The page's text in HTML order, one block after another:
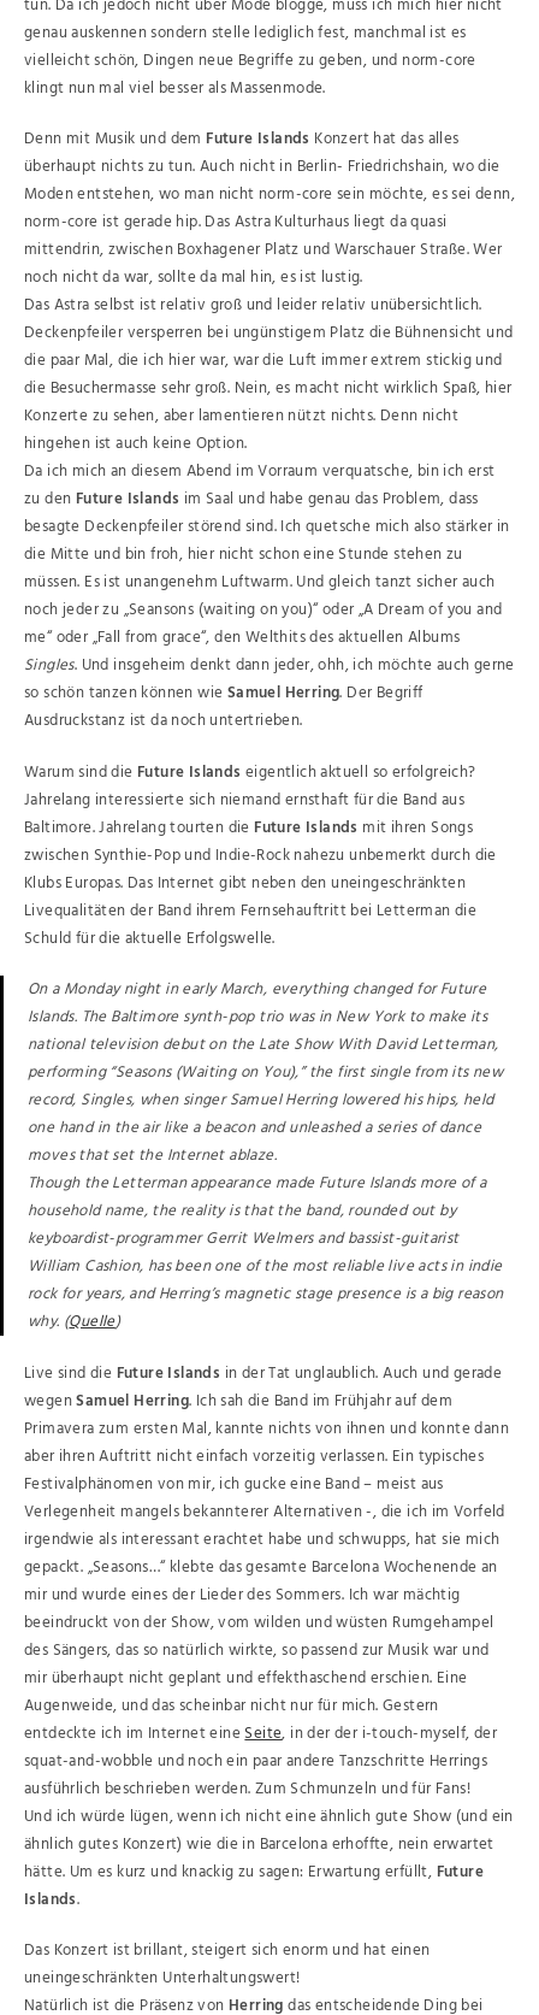
genau auskennen sondern stelle lediglich fest, manchmal ist es
vielleicht schön, Dingen neue Begriffe zu geben, und norm-core
klingt nun mal viel besser als Massenmode.
Denn mit Musik und dem Future Islands Konzert hat das alles
überhaupt nichts zu tun. Auch nicht in Berlin- Friedrichshain, wo die
Moden entstehen, wo man nicht norm-core sein möchte, es sei denn,
norm-core ist gerade hip. Das Astra Kulturhaus liegt da quasi
mittendrin, zwischen Boxhagener Platz und Warschauer Straße. Wer
noch nicht da war, sollte da mal hin, es ist lustig.
Das Astra selbst ist relativ groß und leider relativ unübersichtlich.
Deckenpfeiler versperren bei ungünstigem Platz die Bühnensicht und
die paar Mal, die ich hier war, war die Luft immer extrem stickig und
die Besuchermasse sehr groß. Nein, es macht nicht wirklich Spaß, hier
Konzerte zu sehen, aber lamentieren nützt nichts. Denn nicht
hingehen ist auch keine Option.
Da ich mich an diesem Abend im Vorraum verquatsche, bin ich erst
zu den Future Islands im Saal und habe genau das Problem, dass
besagte Deckenpfeiler störend sind. Ich quetsche mich also stärker in
die Mitte und bin froh, hier nicht schon eine Stunde stehen zu
müssen. Es ist unangenehm Luftwarm. Und gleich tanzt sicher auch
noch jeder zu „Seansons (waiting on you)“ oder „A Dream of you and
me“ oder „Fall from grace“, den Welthits des aktuellen Albums
Singles. Und insgeheim denkt dann jeder, ohh, ich möchte auch gerne
so schön tanzen können wieSamuel Herring. Der Begriff
Ausdruckstanz ist da noch untertrieben.
Warum sind die Future Islands eigentlich aktuell so erfolgreich?
Jahrelang interessierte sich niemand ernsthaft für die Band aus
Baltimore. Jahrelang tourten die Future Islands mit ihren Songs
zwischen Synthie-Pop und Indie-Rock nahezu unbemerkt durch die
Klubs Europas. Das Internet gibt neben den uneingeschränkten
Livequalitäten der Band ihrem Fernsehauftritt bei Letterman die
Schuld für die aktuelle Erfolgswelle.
On a Monday night in early March, everything changed for Future
Islands. The Baltimore synth-pop trio was in New York to make its
national television debut on the Late Show With David Letterman,
performing “Seasons (Waiting on You),” the first single from its new
record, Singles, when singer Samuel Herring lowered his hips, held
one hand in the air like a beacon and unleashed a series of dance
moves that set the Internet ablaze.
Though the Letterman appearance made Future Islands more of a
household name, the reality is that the band, rounded out by
keyboardist-programmer Gerrit Welmers and bassist-guitarist
William Cashion, has been one of the most reliable live acts in indie
rock for years, and Herring’s magnetic stage presence is a big reason
why. (Quelle)
Live sind die Future Islands in der Tat unglaublich. Auch und gerade
wegenSamuel Herring. Ich sah die Band im Frühjahr auf dem
Primavera zum ersten Mal, kannte nichts von ihnen und konnte dann
aber ihren Auftritt nicht einfach vorzeitig verlassen. Ein typisches
Festivalphänomen von mir, ich gucke eine Band – meist aus
Verlegenheit mangels bekannterer Alternativen -, die ich im Vorfeld
irgendwie als interessant erachtet habe und schwupps, hat sie mich
gepackt. „Seasons…“ klebte das gesamte Barcelona Wochenende an
mir und wurde eines der Lieder des Sommers. Ich war mächtig
beeindruckt von der Show, vom wilden und wüsten Rumgehampel
des Sängers, das so natürlich wirkte, so passend zur Musik war und
mir überhaupt nicht geplant und effekthaschend erschien. Eine
Augenweide, und das scheinbar nicht nur für mich. Gestern
entdeckte ich im Internet eineSeite, in der der i-touch-myself, der
squat-and-wobble und noch ein paar andere Tanzschritte Herrings
ausführlich beschrieben werden. Zum Schmunzeln und für Fans!
Und ich würde lügen, wenn ich nicht eine ähnlich gute Show (und ein
ähnlich gutes Konzert) wie die in Barcelona erhoffte, nein erwartet
hätte. Um es kurz und knackig zu sagen: Erwartung erfüllt, Future
Islands.
Das Konzert ist brillant, steigert sich enorm und hat einen
uneingeschränkten Unterhaltungswert!
Natürlich ist die Präsenz von Herringdas entscheidende Ding bei